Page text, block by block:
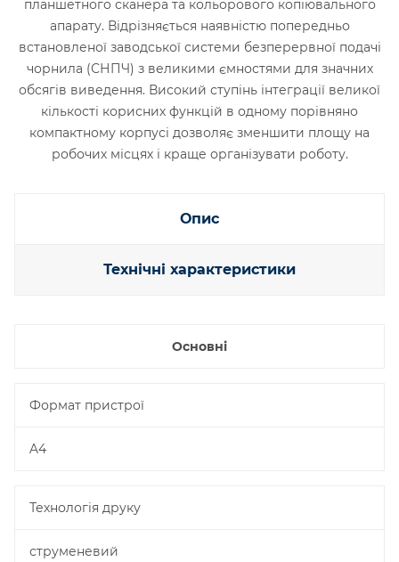
планшетного сканера та кольорового копіювального
апарату. Відрізняється наявністю попередньо
встановленої заводської системи безперервної подачі
чорнила (СНПЧ) з великими ємностями для значних
обсягів виведення. Високий ступінь інтеграції великої
кількості корисних функцій в одному порівняно
компактному корпусі дозволяє зменшити площу на
робочих місцях і краще організувати роботу.
Опис
Технічні характеристики
Основні
Формат пристрої
A4
Технологія друку
струменевий